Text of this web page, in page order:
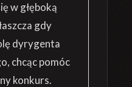
w głęboką
gdy
dyrygenta
chcąc pomóc
konkurs.